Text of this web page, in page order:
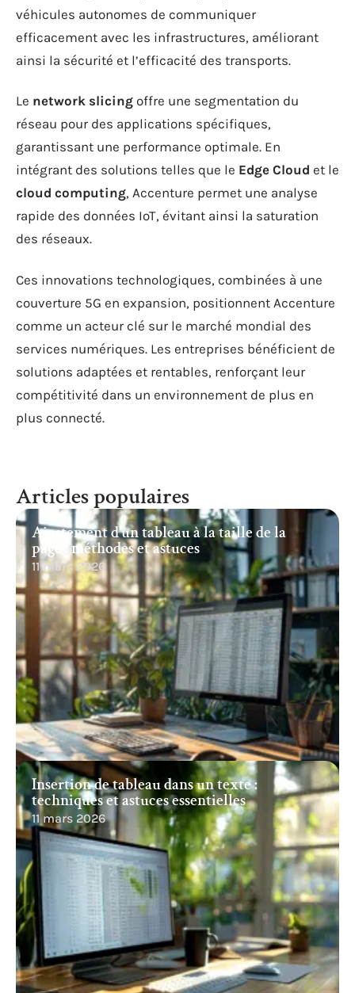
véhicules autonomes de communiquer
efficacement avec les infrastructures, améliorant
ainsi la sécurité et l’efficacité des transports.
Le network slicing offre une segmentation du
réseau pour des applications spécifiques,
garantissant une performance optimale. En
intégrant des solutions telles que le Edge Cloud et le
cloud computing, Accenture permet une analyse
rapide des données IoT, évitant ainsi la saturation
des réseaux.
Ces innovations technologiques, combinées à une
couverture 5G en expansion, positionnent Accenture
comme un acteur clé sur le marché mondial des
services numériques. Les entreprises bénéficient de
solutions adaptées et rentables, renforçant leur
compétitivité dans un environnement de plus en
plus connecté.
Articles populaires
Ajustement d’un tableau à la taille de la
page : méthodes et astuces
11 mars 2026
Insertion de tableau dans un texte :
techniques et astuces essentielles
11 mars 2026